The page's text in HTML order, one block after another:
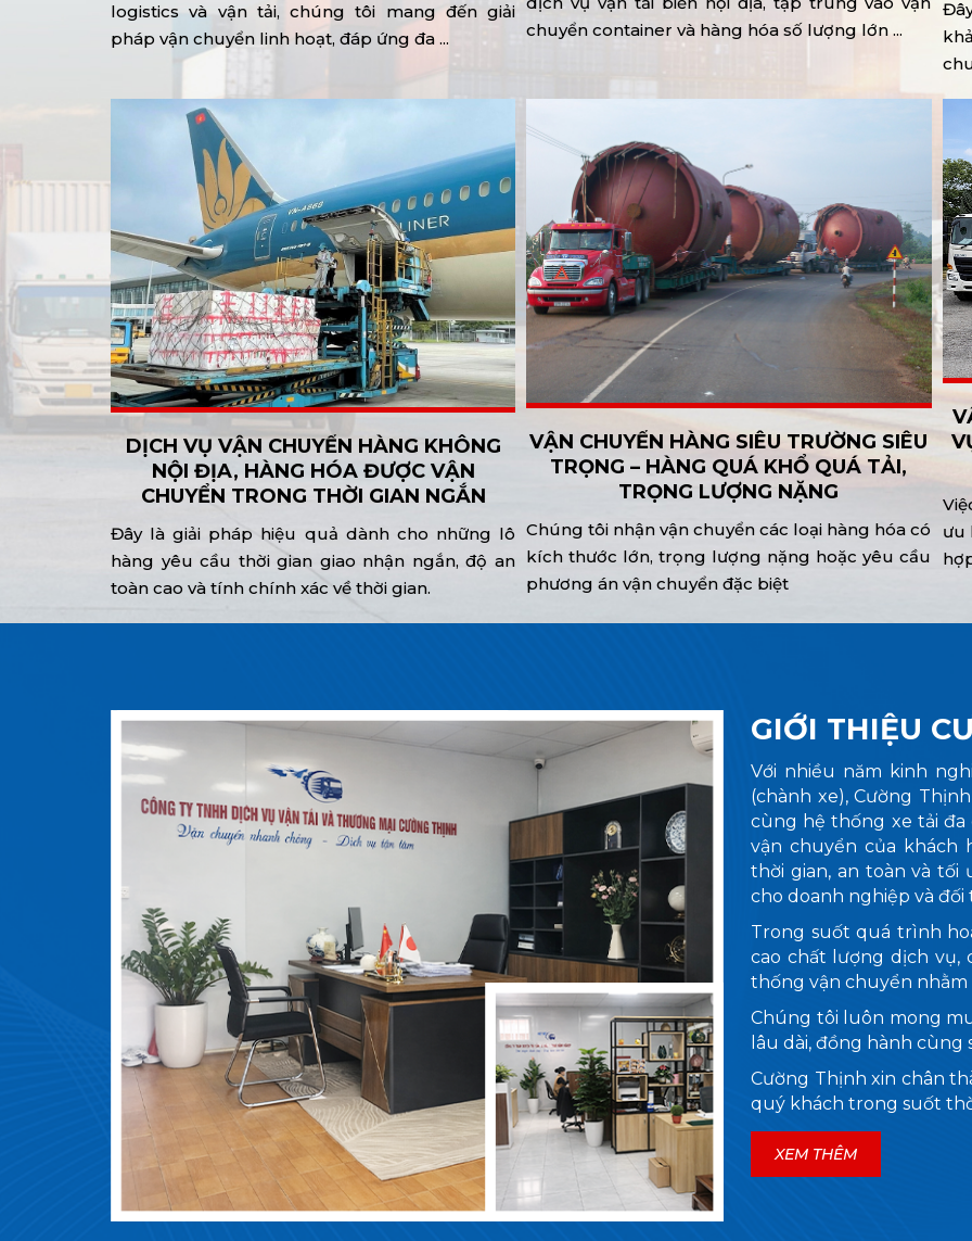
logistics và vận tải, chúng tôi mang đến giải
pháp vận chuyển linh hoạt, đáp ứng đa ...
chuyển container và hàng hóa số lượng lớn ...
DỊCH VỤ VẬN CHUYỂN HÀNG KHÔNG
NỘI ĐỊA, HÀNG HÓA ĐƯỢC VẬN
CHUYỂN TRONG THỜI GIAN NGẮN
Đây là giải pháp hiệu quả dành cho những lô
hàng yêu cầu thời gian giao nhận ngắn, độ an
toàn cao và tính chính xác về thời gian.
VẬN CHUYỂN HÀNG SIÊU TRƯỜNG SIÊU
TRỌNG – HÀNG QUÁ KHỔ QUÁ TẢI,
TRỌNG LƯỢNG NẶNG
Chúng tôi nhận vận chuyển các loại hàng hóa có
kích thước lớn, trọng lượng nặng hoặc yêu cầu
phương án vận chuyển đặc biệt
ưu
GIỚI THIỆU
Với nhiều năm kinh
(chành xe), Cường
cùng hệ thống xe tải đa
vận chuyển của khách
thời gian, an toàn và tối
cho doanh nghiệp và đối
Trong suốt quá trình
cao chất lượng dịch vụ,
thống vận chuyển
Chúng tôi luôn mong
lâu dài, đồng hành
Cường Thịnh xin chân
quý khách trong suốt
XEM THÊM